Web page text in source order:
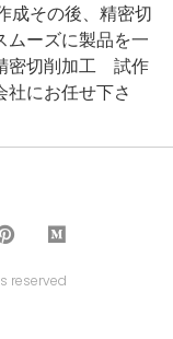
成その後、精密切
ムーズに製品を一
密切削加工 試作
社にお任せ下さ
reserved